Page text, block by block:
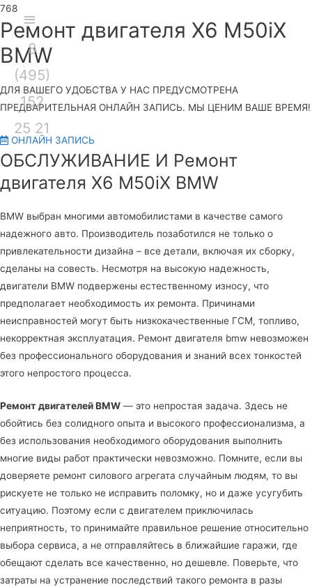
Секция
над
шапкой
8
(495)
152
25 21
Ремонт двигателя X6 M50iX
BMW
ДЛЯ ВАШЕГО УДОБСТВА У НАС ПРЕДУСМОТРЕНА
ПРЕДВАРИТЕЛЬНАЯ ОНЛАЙН ЗАПИСЬ. МЫ ЦЕНИМ ВАШЕ ВРЕМЯ!
ОНЛАЙН ЗАПИСЬ
ОБСЛУЖИВАНИЕ И Ремонт
двигателя X6 M50iX BMW
BMW выбран многими автомобилистами в качестве самого
надежного авто. Производитель позаботился не только о
привлекательности дизайна – все детали, включая их сборку,
сделаны на совесть. Несмотря на высокую надежность,
двигатели BMW подвержены естественному износу, что
предполагает необходимость их ремонта. Причинами
неисправностей могут быть низкокачественные ГСМ, топливо,
некорректная эксплуатация. Ремонт двигателя bmw невозможен
без профессионального оборудования и знаний всех тонкостей
этого непростого процесса.
Ремонт двигателей BMW — это непростая задача. Здесь не
обойтись без солидного опыта и высокого профессионализма, а
без использования необходимого оборудования выполнить
многие виды работ практически невозможно. Помните, если вы
доверяете ремонт силового агрегата случайным людям, то вы
рискуете не только не исправить поломку, но и даже усугубить
ситуацию. Поэтому если с двигателем приключилась
неприятность, то принимайте правильное решение относительно
выбора сервиса, а не отправляйтесь в ближайшие гаражи, где
обещают сделать все качественно, но дешевле. Поверьте, что
затраты на устранение последствий такого ремонта в разы